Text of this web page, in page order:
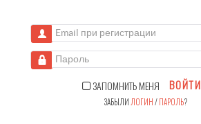
Email при регистрации
Пароль
ЗАПОМНИТЬ МЕНЯ ВОЙТИ
ЗАБЫЛИ ЛОГИН/ПАРОЛЬ?